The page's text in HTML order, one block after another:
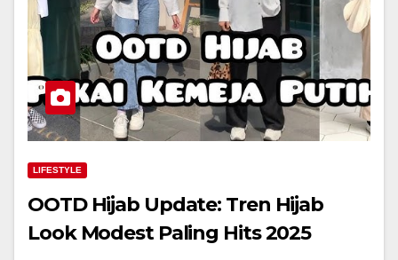
LIFESTYLE
OOTD Hijab Update: Tren Hijab
Look Modest Paling Hits 2025